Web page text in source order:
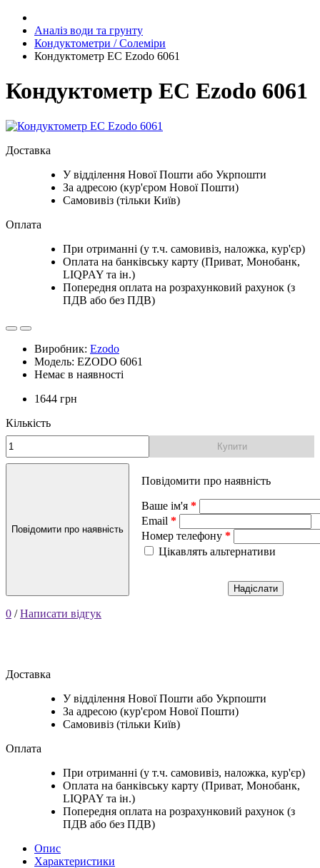
Аналіз води та грунту
Кондуктометри / Солеміри
Кондуктометр EC Ezodo 6061
Кондуктометр EC Ezodo 6061
Доставка
У відділення Нової Пошти або Укрпошти
За адресою (кур'єром Нової Пошти)
Самовивіз (тільки Київ)
Оплата
При отриманні (у т.ч. самовивіз, наложка, кур'єр)
Оплата на банківську карту (Приват, Монобанк,
LIQPAY та ін.)
Попередня оплата на розрахунковий рахунок (з
ПДВ або без ПДВ)
Виробник: Ezodo
Модель: EZODO 6061
Немає в наявності
1644 грн
Кількість
Купити
Повідомити про наявність
Повідомити про наявність
Ваше ім'я
Email
Номер телефону
Цікавлять альтернативи
Надіслати
0 /Написати відгук
Доставка
У відділення Нової Пошти або Укрпошти
За адресою (кур'єром Нової Пошти)
Самовивіз (тільки Київ)
Оплата
При отриманні (у т.ч. самовивіз, наложка, кур'єр)
Оплата на банківську карту (Приват, Монобанк,
LIQPAY та ін.)
Попередня оплата на розрахунковий рахунок (з
ПДВ або без ПДВ)
Опис
Характеристики